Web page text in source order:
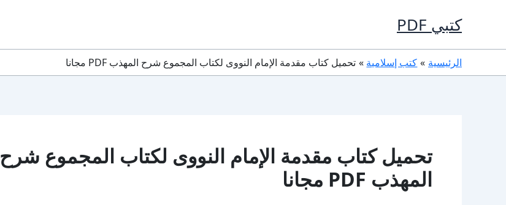
كتبي PDF
الرئيسية كتب إسلامية تحميل كتاب مقدمة الإمام النووى لكتاب المجموع شرح المهذب PDF مجانا
تحميل كتاب مقدمة الإمام النووى لكتاب المجموع شرح
المهذب PDF مجانا